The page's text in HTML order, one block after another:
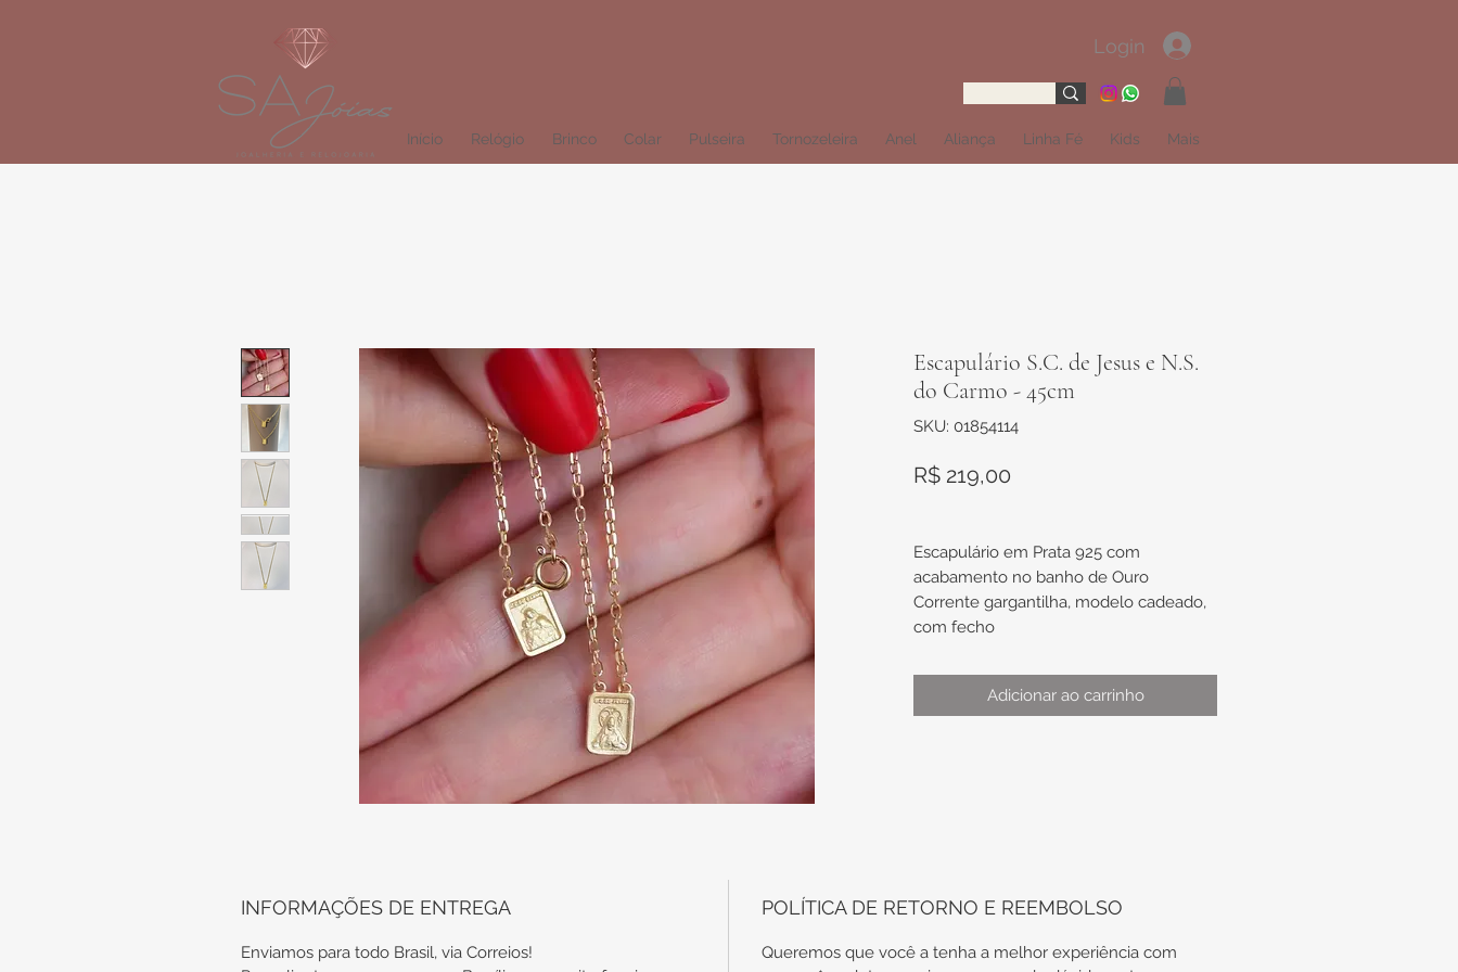
Login
Início Relógio Brinco Colar Pulseira Tornozeleira Anel Aliança Linha Fé Kids Mais
Escapulário S.C. de Jesus e N.S.
do Carmo - 45cm
SKU: 01854114
R$ 219,00
Escapulário em Prata 925 com
acabamento no banho de Ouro
Corrente gargantilha, modelo cadeado,
com fecho
Senhora do Carmo e Sagrado Coração
infanto-juvenil e adultos que
Adicionar ao carrinho
INFORMAÇÕES DE ENTREGA
Enviamos para todo Brasil, via Correios!
POLÍTICA DE RETORNO E REEMBOLSO
Queremos que você a tenha a melhor experiência com